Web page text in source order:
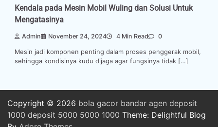
Kendala pada Mesin Mobil Wuling dan Solusi Untuk
Mengatasinya
Admin November 24, 2024 4 Min Read 0
Mesin jadi komponen penting dalam proses penggerak mobil,
sehingga kondisinya kudu dijaga agar fungsinya tidak […]
Copyright © 2026 bola gacor bandar agen deposit
1000 deposit 5000 5000 1000 Theme: Delightful Blog